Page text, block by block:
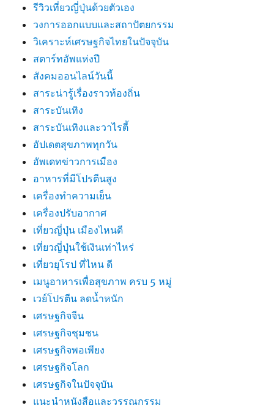
รีวิวเที่ยวญี่ปุ่นด้วยตัวเอง
วงการออกแบบและสถาปัตยกรรม
วิเคราะห์เศรษฐกิจไทยในปัจจุบัน
สตาร์ทอัพแห่งปี
สังคมออนไลน์วันนี้
สาระน่ารู้เรื่องราวท้องถิ่น
สาระบันเทิง
สาระบันเทิงและวาไรตี้
อัปเดตสุขภาพทุกวัน
อัพเดทข่าวการเมือง
อาหารที่มีโปรตีนสูง
เครื่องทำความเย็น
เครื่องปรับอากาศ
เที่ยวญี่ปุ่น เมืองไหนดี
เที่ยวญี่ปุ่นใช้เงินเท่าไหร่
เที่ยวยุโรป ที่ไหน ดี
เมนูอาหารเพื่อสุขภาพ ครบ 5 หมู่
เวย์โปรตีน ลดน้ำหนัก
เศรษฐกิจจีน
เศรษฐกิจชุมชน
เศรษฐกิจพอเพียง
เศรษฐกิจโลก
เศรษฐกิจในปัจจุบัน
แนะนำหนังสือและวรรณกรรม